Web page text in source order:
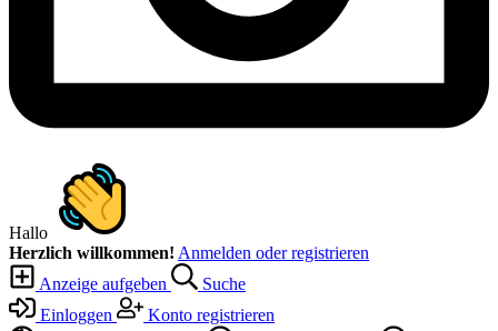
Hallo
Herzlich willkommen! Anmelden oder registrieren
Anzeige aufgeben
Suche
Einloggen
Konto registrieren